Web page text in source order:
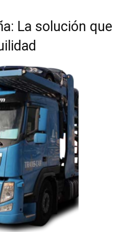
La solución que